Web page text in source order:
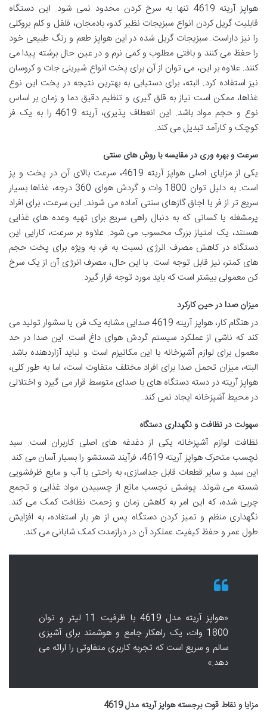
هواپز آریته 4619 تنها به سرخ کردن محدود نمی شود. این دستگاه
قابلیت گریل کردن انواع سبزیجات نظیر کدو، بادمجان، فلفل و کلم بروکلی
را نیز داراست. سبزیجات گریل شده در این هواپز طعم و رنگ طبیعی خود
را حفظ می کنند و بافتی مطلوب و کمی نرم و در عین حال برشته پیدا می
کنند. علاوه بر این، می توان از آن برای پخت انواع شیرینی جات و کروسان
نیز استفاده کرد. البته، برای دستیابی به بهترین نتیجه در پخت این نوع
غذاها، ممکن است نیاز به قلق گیری و تنظیم دقیق دما و زمان بر اساس
نوع و حجم مواد باشد. این انعطاف پذیری، آریته 4619 را به یک فر
کوچک و کارآمد تبدیل می کند.
سرعت و بهره وری در مقایسه با روش های سنتی
یکی از مزایای اصلی هواپز آریته 4619، سرعت بالای آن در پخت و پز
است. به دلیل توان 1800 وات و گردش هوای 360 درجه، غذاها بسیار
سریع تر از فر یا اجاق گازهای سنتی آماده می شوند. این سرعت، برای افراد
پرمشغله یا کسانی که به دنبال راهی سریع برای تهیه وعده های غذایی
هستند، یک امتیاز بزرگ محسوب می شود. علاوه بر سرعت، کارایی این
دستگاه در کاهش مصرف انرژی نسبت به فر، به ویژه برای پخت حجم
های کمتر، نیز قابل توجه است. با این حال، مصرف انرژی آن از یک سرخ
کن معمولی بیشتر است که باید مورد توجه قرار گیرد.
میزان صدا در حین کارکرد
در هنگام کار، هواپز آریته 4619 صدایی مشابه یک فن یا سشوار تولید می
کند که ناشی از عملکرد سیستم گردش هوای داغ است. این صدا در حد
معمول برای لوازم آشپزخانه با این مکانیزم است و نباید آزاردهنده باشد.
البته، میزان تحمل صدا برای افراد مختلف متفاوت است، اما به طور کلی،
هواپز آریته در دسته دستگاه های با صدای متوسط قرار می گیرد و اختلالی
در محیط آشپزخانه ایجاد نمی کند.
سهولت در نظافت و نگهداری دستگاه
نظافت لوازم آشپزخانه یکی از دغدغه های اصلی کاربران است. سبد
نچسب متحرک هواپز آریته 4619، فرآیند شستشو را بسیار آسان می کند.
این سبد و سایر قطعات قابل جداسازی، به راحتی با آب و مایع ظرفشویی
شسته می شوند. پوشش نچسب مانع از چسبیدن مواد غذایی و تجمع
چربی شده، که این امر به کاهش زمان و زحمت نظافت کمک می کند.
نگهداری منظم و تمیز کردن دستگاه پس از هر بار استفاده، به افزایش
طول عمر و حفظ کیفیت عملکرد آن در درازمدت کمک شایانی می کند.
«هواپز آریته مدل 4619 با ظرفیت 11 لیتر و توان
1800 وات، یک راهکار جامع و هوشمند برای آشپزی
سالم و سریع است که تجربه کاربری متفاوتی را ارائه می
دهد.»
مزایا و نقاط قوت برجسته هواپز آریته مدل 4619